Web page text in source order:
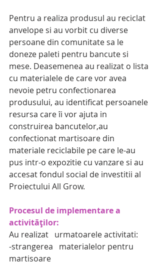
Pentru a realiza produsul au reciclat
anvelope si au vorbit cu diverse
persoane din comunitate sa le
doneze paleti pentru bancute si
mese. Deasemenea au realizat o lista
cu materialele de care vor avea
nevoie petru confectionarea
produsului, au identificat persoanele
resursa care îi vor ajuta in
construirea bancutelor,au
confectionat martisoare din
materiale reciclabile pe care le-au
pus intr-o expozitie cu vanzare si au
accesat fondul social de investitii al
Proiectului All Grow.
Procesul de implementare a
activităților:
Au realizat   urmatoarele activitati:
-strangerea   materialelor pentru
martisoare